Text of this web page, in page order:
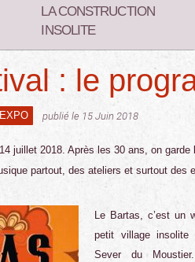
LA CONSTRUCTION
INSOLITE
: le
EXPO publié le 15 Juin 2018
juillet 2018. Après les 30 ans, on
partout, des ateliers et surtout des
Le Bartas, c’est un
petit village insolite
Sever du